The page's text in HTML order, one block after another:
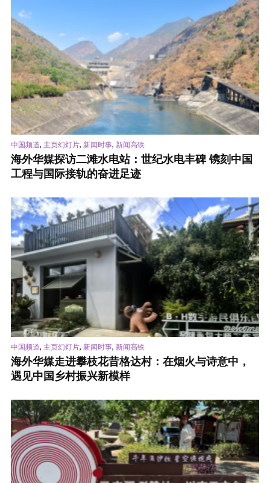
中国频道, 主页幻灯片, 新闻时事, 新闻高铁
海外华媒探访二滩水电站：世纪水电丰碑 镌刻中国
工程与国际接轨的奋进足迹
中国频道, 主页幻灯片, 新闻时事, 新闻高铁
海外华媒走进攀枝花昔格达村：在烟火与诗意中，
遇见中国乡村振兴新模样